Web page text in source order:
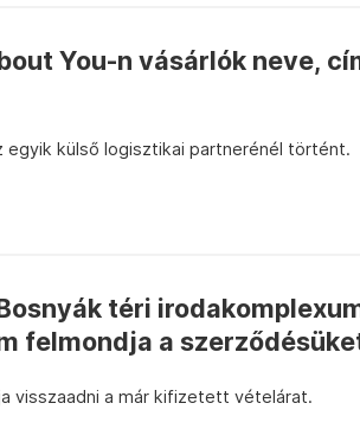
You-n vásárlók neve,
egyik külső logisztikai partnerénél történt.
téri
felmondja a
visszaadni a már kifizetett vételárat.